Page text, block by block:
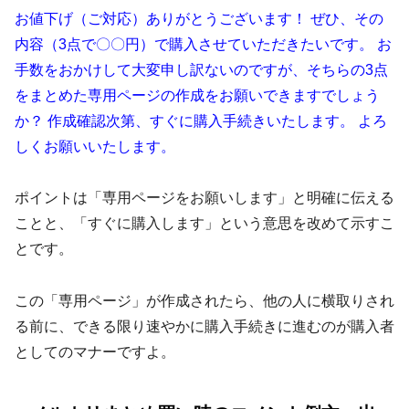
お値下げ（ご対応）ありがとうございます！ ぜひ、その
内容（3点で〇〇円）で購入させていただきたいです。 お
手数をおかけして大変申し訳ないのですが、そちらの3点
をまとめた専用ページの作成をお願いできますでしょう
か？ 作成確認次第、すぐに購入手続きいたします。 よろ
しくお願いいたします。
ポイントは「専用ページをお願いします」と明確に伝える
ことと、「すぐに購入します」という意思を改めて示すこ
とです。
この「専用ページ」が作成されたら、他の人に横取りされ
る前に、できる限り速やかに購入手続きに進むのが購入者
としてのマナーですよ。